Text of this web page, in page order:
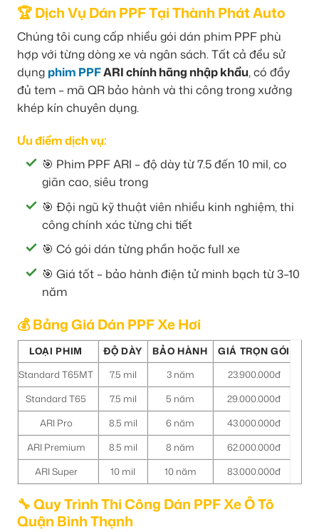
🏆 Dịch Vụ Dán PPF Tại Thành Phát Auto
Chúng tôi cung cấp nhiều gói dán phim PPF phù
hợp với từng dòng xe và ngân sách. Tất cả đều sử
dụng phim PPFARI chính hãng nhập khẩu, có đầy
đủ tem – mã QR bảo hành và thi công trong xưởng
khép kín chuyên dụng.
Ưu điểm dịch vụ:
🎯 Phim PPF ARI – độ dày từ 7.5 đến 10 mil, co
giãn cao, siêu trong
🎯 Đội ngũ kỹ thuật viên nhiều kinh nghiệm, thi
công chính xác từng chi tiết
🎯 Có gói dán từng phần hoặc full xe
🎯 Giá tốt – bảo hành điện tử minh bạch từ 3–10
năm
💰 Bảng Giá Dán PPF Xe Hơi
LOẠI PHIM ĐỘ DÀY BẢO HÀNH
GIÁ TRỌN GÓI
Standard T65MT
7.5 mil 3 năm
23.900.000đ
Standard T65
7.5 mil 5 năm
29.000.000đ
ARI Pro
8.5 mil 6 năm
43.000.000đ
ARI Premium
8.5 mil 8 năm
62.000.000đ
ARI Super
10 mil 10 năm 83.000.000đ
🔧 Quy Trình Thi Công Dán PPF Xe Ô Tô
Quận Bình Thạnh